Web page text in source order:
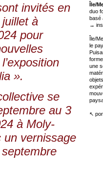
invités en
à
pour
».
se
au 3
à Moly-
un vernissage
Île/
duo
basé
→
Île/
le
une
↖